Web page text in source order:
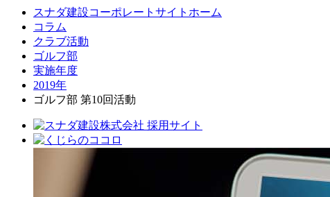
スナダ建設コーポレートサイトホーム
コラム
クラブ活動
ゴルフ部
実施年度
2019年
ゴルフ部 第10回活動